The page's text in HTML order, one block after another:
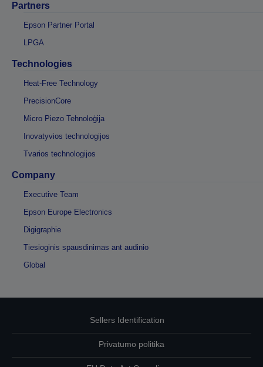
Partners
Epson Partner Portal
LPGA
Technologies
Heat-Free Technology
PrecisionCore
Micro Piezo Tehnoloģija
Inovatyvios technologijos
Tvarios technologijos
Company
Executive Team
Epson Europe Electronics
Digigraphie
Tiesioginis spausdinimas ant audinio
Global
Sellers Identification
Privatumo politika